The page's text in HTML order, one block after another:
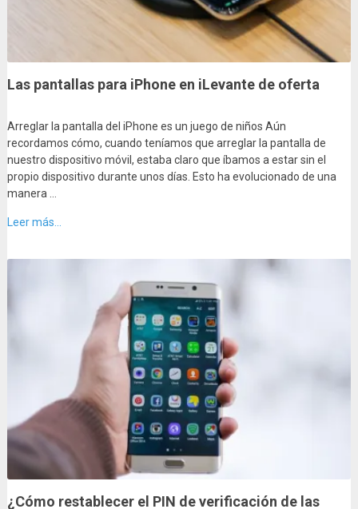
Las pantallas para iPhone en iLevante de oferta
Arreglar la pantalla del iPhone es un juego de niños Aún
recordamos cómo, cuando teníamos que arreglar la pantalla de
nuestro dispositivo móvil, estaba claro que íbamos a estar sin el
propio dispositivo durante unos días. Esto ha evolucionado de una
manera …
Leer más...
¿Cómo restablecer el PIN de verificación de las